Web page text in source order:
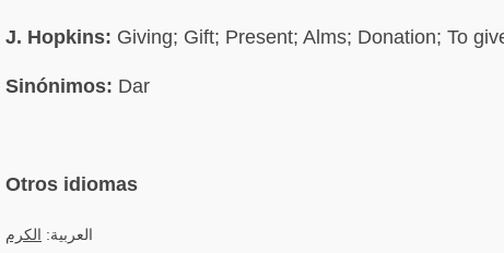
J. Hopkins: Giving; Gift; Present; Alms; Donation; To
Sinónimos: Dar
Otros idiomas
العربية: الكرم